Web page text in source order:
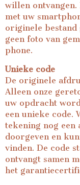
willen ontvangen.
met uw
originele
geen foto van
phone.
Unieke code
De originele
Alleen onze
uw opdracht
een unieke code.
tekening nog een
doorgeven en
vinden. De code
ontvangt samen
het